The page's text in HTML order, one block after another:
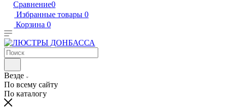
Сравнение0
Избранные товары 0
Корзина 0
Везде
По всему сайту
По каталогу